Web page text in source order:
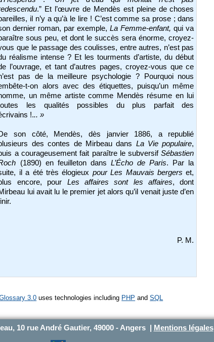
.” Et l’œuvre de Mendès est pleine de choses
il n’y a qu’à le lire ! C’est comme sa prose ; dans
dernier roman, par exemple,La Femme-enfant,qui va
sous peu, et dont le succès sera énorme, croyez-
que le passage des coulisses, entre autres, n’est pas
réalisme intense ? Et les tourments d’artiste, du début
l’ouvrage, et tant d’autres pages, croyez-vous que ce
pas de la meilleure psychologie ? Pourquoi nous
t-on alors avec des étiquettes, puisqu’un même
un même artiste comme Mendès résume en lui
les qualités possibles du plus parfait des
!... »
son côté, Mendès, dès janvier 1886, a republié
des contes de Mirbeau dans La Vie populaire,
a courageusement fait paraître le subversifSébastien
(1890) en feuilleton dans L’Écho de Paris. Par la
il a été très élogieux pour Les Mauvais bergers et,
encore, pour Les affaires sont les affaires, dont
lui avait lu le premier jet alors qu’il venait juste d’en
P. M.
3.0 uses technologies including PHP andSQL
10 rue André Gautier, 49000 - Angers | Mentions légales